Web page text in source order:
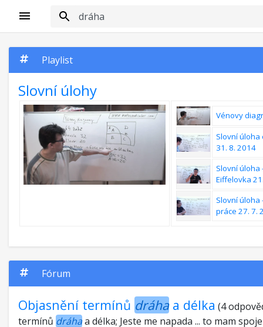
Playlist
Slovní úlohy
Vénovy
Slovní úloha
31. 8. 2014
Slovní úloha
Eiffelovka
Slovní úloha
práce 27. 7.
Hustá slovní
pohybové
Fórum
Objasnění termínů dráhaa délka (4
termínů dráhaa délka; Jeste me napada ... to mam